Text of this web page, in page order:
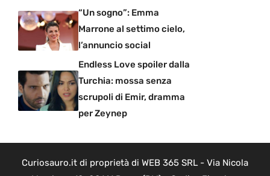
“Un sogno”: Emma
Marrone al settimo cielo,
l’annuncio social
Endless Love spoiler dalla
Turchia: mossa senza
scrupoli di Emir, dramma
per Zeynep
Curiosauro.it di proprietà di WEB 365 SRL - Via Nicola